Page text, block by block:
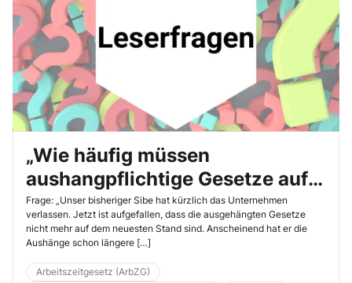
„Wie häufig müssen
aushangpflichtige Gesetze auf
ihre Aktualität überprüft
werden?“
Frage: „Unser bisheriger Sibe hat kürzlich das Unternehmen
verlassen. Jetzt ist aufgefallen, dass die ausgehängten Gesetze
nicht mehr auf dem neuesten Stand sind. Anscheinend hat er die
Aushänge schon längere […]
Arbeitszeitgesetz (ArbZG)